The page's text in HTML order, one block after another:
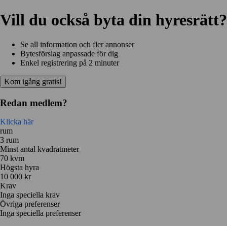
Vill du också byta din hyresrätt?
Se all information och fler annonser
Bytesförslag anpassade för dig
Enkel registrering på 2 minuter
Kom igång gratis!
Redan medlem?
Klicka här
rum
3 rum
Minst antal kvadratmeter
70 kvm
Högsta hyra
10 000 kr
Krav
Inga speciella krav
Övriga preferenser
Inga speciella preferenser